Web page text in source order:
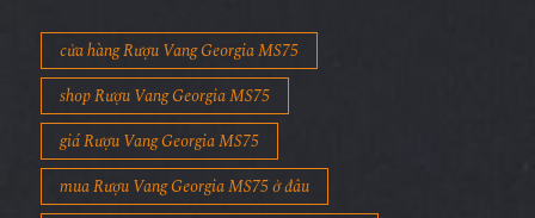
cửa hàng Rượu Vang Georgia MS75
shop Rượu Vang Georgia MS75
giá Rượu Vang Georgia MS75
mua Rượu Vang Georgia MS75 ở đâu